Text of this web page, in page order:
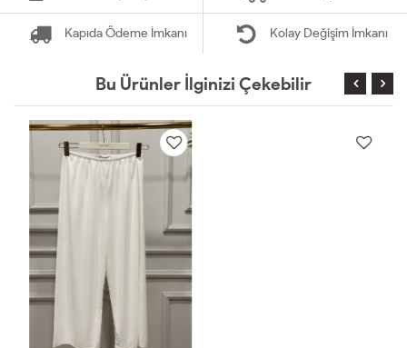
Kapıda Ödeme İmkanı Kolay Değişim İmkanı
Bu Ürünler İlginizi Çekebilir